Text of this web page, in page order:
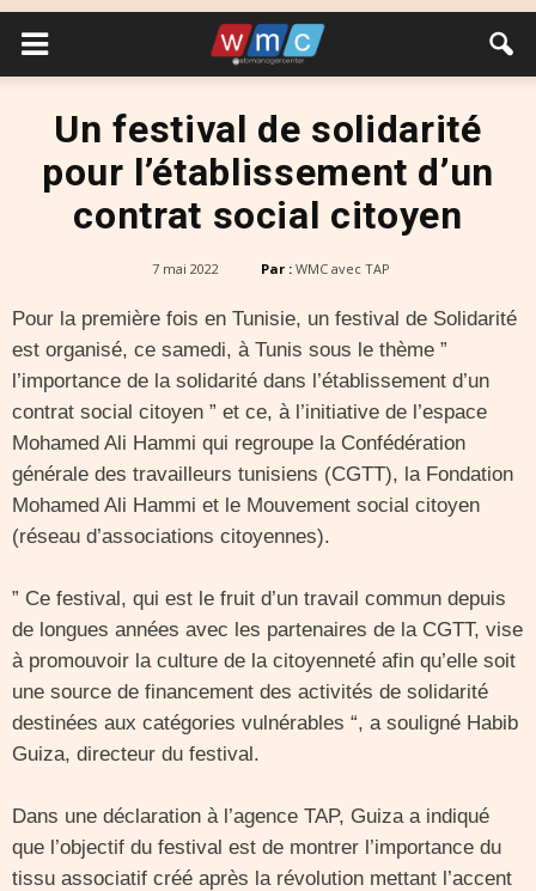
Un festival de solidarité
pour l’établissement d’un
contrat social citoyen
7 mai 2022 Par : WMC avec TAP
Pour la première fois en Tunisie, un festival de Solidarité
est organisé, ce samedi, à Tunis sous le thème ”
l’importance de la solidarité dans l’établissement d’un
contrat social citoyen ” et ce, à l’initiative de l’espace
Mohamed Ali Hammi qui regroupe la Confédération
générale des travailleurs tunisiens (CGTT), la Fondation
Mohamed Ali Hammi et le Mouvement social citoyen
(réseau d’associations citoyennes).
” Ce festival, qui est le fruit d’un travail commun depuis
de longues années avec les partenaires de la CGTT, vise
à promouvoir la culture de la citoyenneté afin qu’elle soit
une source de financement des activités de solidarité
destinées aux catégories vulnérables “, a souligné Habib
Guiza, directeur du festival.
Dans une déclaration à l’agence TAP, Guiza a indiqué
que l’objectif du festival est de montrer l’importance du
tissu associatif créé après la révolution mettant l’accent